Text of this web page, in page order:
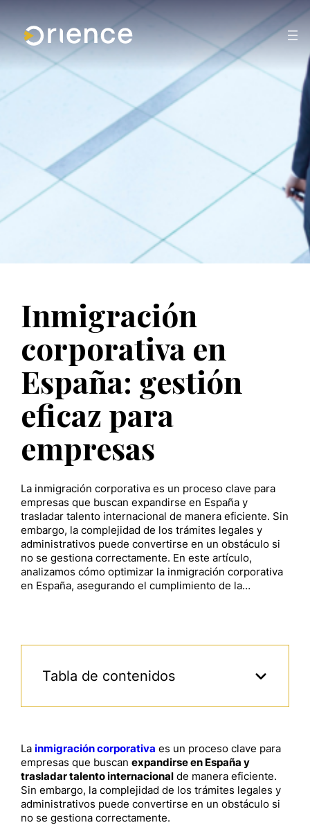
Inmigración
corporativa en
España: gestión
eficaz para
empresas
La inmigración corporativa es un proceso clave para
empresas que buscan expandirse en España y
trasladar talento internacional de manera eficiente. Sin
embargo, la complejidad de los trámites legales y
administrativos puede convertirse en un obstáculo si
no se gestiona correctamente. En este artículo,
analizamos cómo optimizar la inmigración corporativa
en España, asegurando el cumplimiento de la…
Tabla de contenidos
La inmigración corporativa es un proceso clave para
empresas que buscan expandirse en España y
trasladar talento internacional de manera eficiente.
Sin embargo, la complejidad de los trámites legales y
administrativos puede convertirse en un obstáculo si
no se gestiona correctamente.